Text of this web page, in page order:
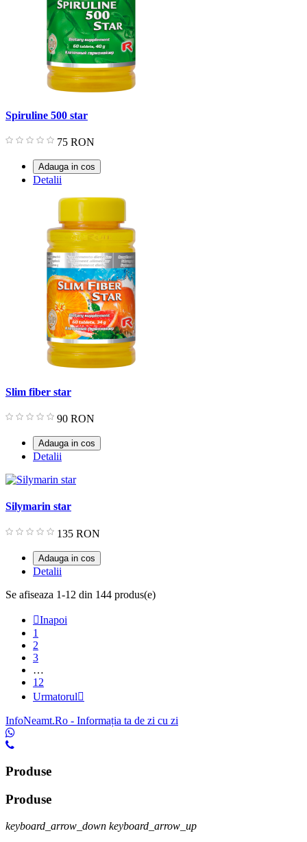
Spiruline 500 star
75 RON
Adauga in cos
Detalii
Slim fiber star
90 RON
Adauga in cos
Detalii
Silymarin star
135 RON
Adauga in cos
Detalii
Se afiseaza 1-12 din 144 produs(e)
Inapoi
1
2
3
…
12
Urmatorul
InfoNeamt.Ro - Informația ta de zi cu zi
Produse
Produse
keyboard_arrow_down keyboard_arrow_up